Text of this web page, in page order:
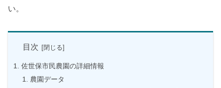
い。
目次
佐世保市民農園の詳細情報
農園データ